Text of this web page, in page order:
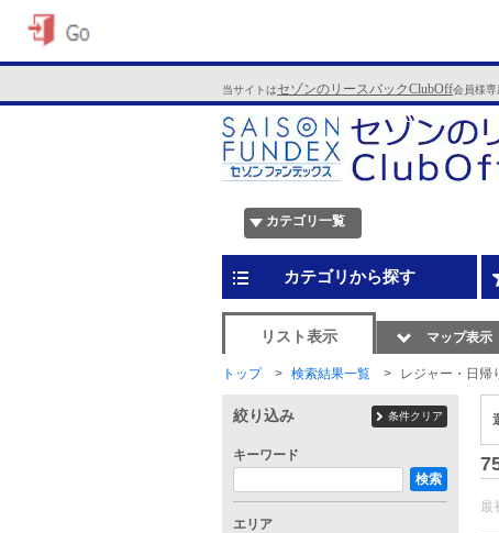
当サイトはセゾンのリースバックClubOff会員様専
カテゴリ一覧
カテゴリから探す
リスト表示 マップ表示
トップ 検索結果一覧 レジャー・日帰
最
絞り込み 条件クリア
キーワード
検索
エリア